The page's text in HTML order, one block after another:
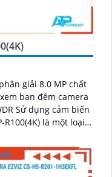
giải 8.0 MP chất
ban đêm camera
Sử dụng cảm biến
R100(4K) là một loại